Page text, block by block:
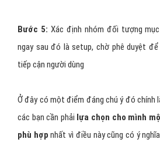
Bước 5: Xác định nhóm đối tượng
ngay sau đó là setup, chờ phê duyệt
tiếp cận người dùng
Ở đây có một điểm đáng chú ý đó chính
các bạn cần phải lựa chọn cho mình
phù hợp nhất vì điều này cũng có ý